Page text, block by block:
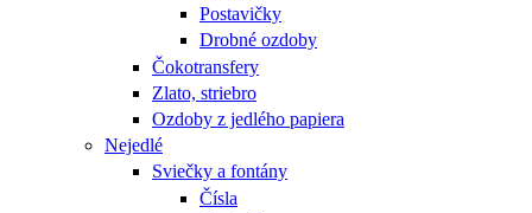
Postavičky
Drobné ozdoby
Čokotransfery
Zlato, striebro
Ozdoby z jedlého papiera
Nejedlé
Sviečky a fontány
Čísla